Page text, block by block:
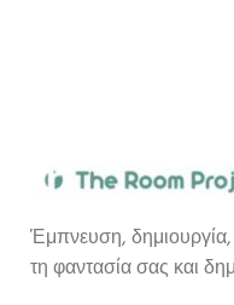
Έμπνευση,
τη φαντασία σας και